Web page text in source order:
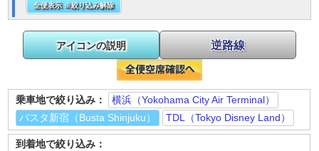
全便表示 ※絞り込み解除
乗車地で絞り込み：
横浜（Yokohama City Air Terminal）
バスタ新宿（Busta Shinjuku）
TDL（Tokyo Disney Land）
到着地で絞り込み：
アイコンの説明 逆路線